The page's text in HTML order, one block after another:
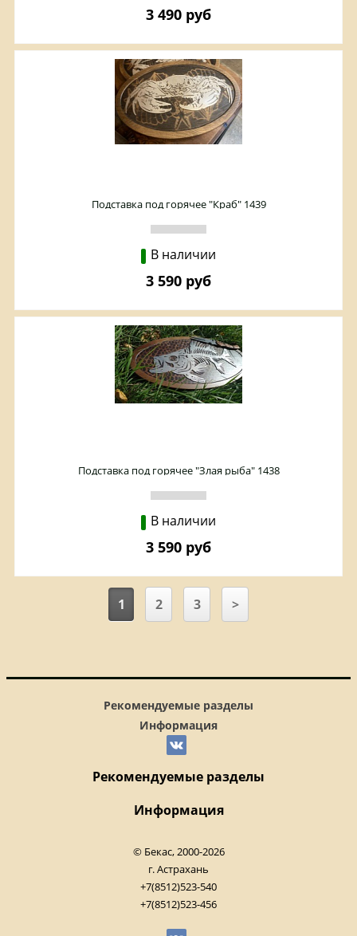
3 490 руб
Подставка под горячее "Краб" 1439
В наличии
3 590 руб
Подставка под горячее "Злая рыба" 1438
В наличии
3 590 руб
1 2 3 >
Рекомендуемые разделы
Информация
Рекомендуемые разделы
Информация
© Бекас, 2000-2026
г. Астрахань
+7(8512)523-540
+7(8512)523-456